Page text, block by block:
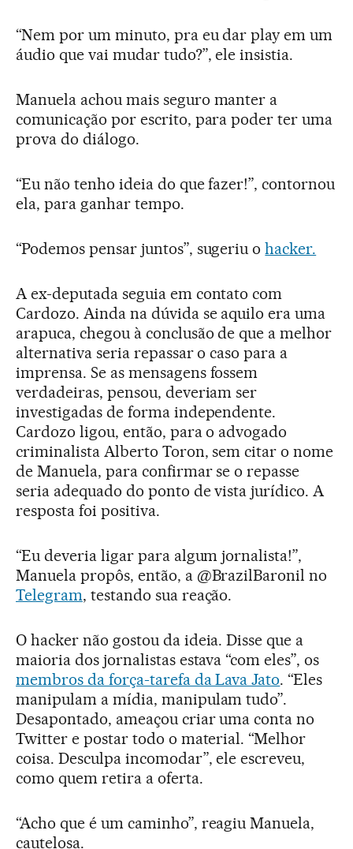
“Nem por um minuto, pra eu dar play em um
áudio que vai mudar tudo?”, ele insistia.
Manuela achou mais seguro manter a
comunicação por escrito, para poder ter uma
prova do diálogo.
“Eu não tenho ideia do que fazer!”, contornou
ela, para ganhar tempo.
“Podemos pensar juntos”, sugeriu ohacker.
A ex-deputada seguia em contato com
Cardozo. Ainda na dúvida se aquilo era uma
arapuca, chegou à conclusão de que a melhor
alternativa seria repassar o caso para a
imprensa. Se as mensagens fossem
verdadeiras, pensou, deveriam ser
investigadas de forma independente.
Cardozo ligou, então, para o advogado
criminalista Alberto Toron, sem citar o nome
de Manuela, para confirmar se o repasse
seria adequado do ponto de vista jurídico. A
resposta foi positiva.
“Eu deveria ligar para algum jornalista!”,
Manuela propôs, então, a @BrazilBaronil no
Telegram, testando sua reação.
O hacker não gostou da ideia. Disse que a
maioria dos jornalistas estava “com eles”, os
membros da força-tarefa da Lava Jato. “Eles
manipulam a mídia, manipulam tudo”.
Desapontado, ameaçou criar uma conta no
Twitter e postar todo o material. “Melhor
coisa. Desculpa incomodar”, ele escreveu,
como quem retira a oferta.
“Acho que é um caminho”, reagiu Manuela,
cautelosa.